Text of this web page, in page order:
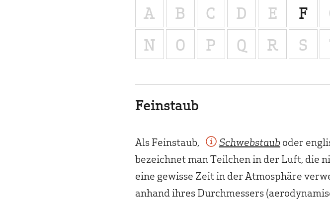
A B C D E F
N
O P Q R S
Feinstaub
AlsFeinstaub, Schwebstauboder
bezeichnet man Teilchen in der Luft, die
eine gewisse Zeit in der Atmosphäre
anhand ihres Durchmessers